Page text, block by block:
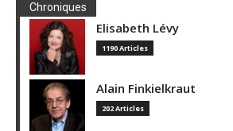
Chroniques
Elisabeth Lévy
1190 Articles
Alain Finkielkraut
202 Articles